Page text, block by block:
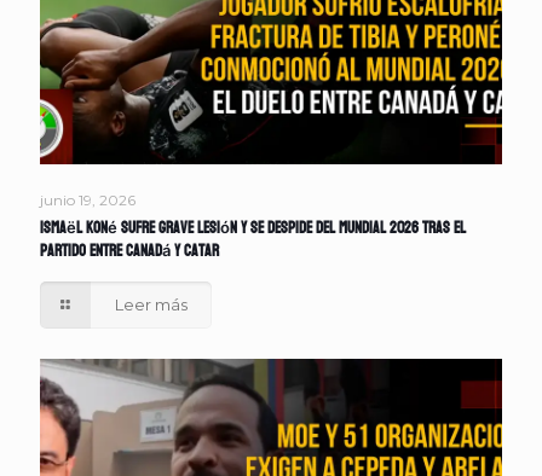
junio 19, 2026
Ismaël Koné sufre grave lesión y se despide del Mundial 2026 tras el
partido entre Canadá y Catar
Leer más